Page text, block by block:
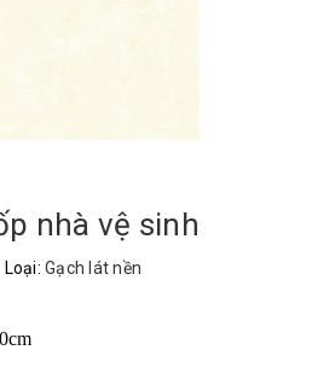
nhà vệ sinh
Loại: Gạch lát nền